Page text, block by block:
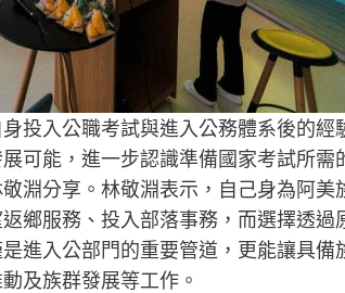
投入公職考試與進入公務體系後的經
可能，進一步認識準備國家考試所需
淵分享。林敬淵表示，自己身為阿
鄉服務、投入部落事務，而選擇透過
進入公部門的重要管道，更能讓具
及族群發展等工作。